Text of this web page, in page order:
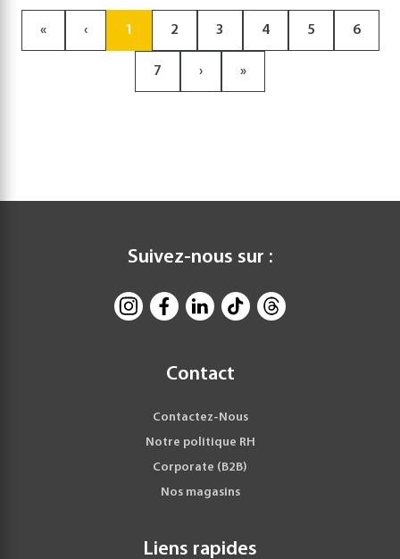
« ‹ 1 2 3 4 5 6
7 › »
Suivez-nous sur :
Contact
Contactez-Nous
Notre politique RH
Corporate (B2B)
Nos magasins
Liens rapides